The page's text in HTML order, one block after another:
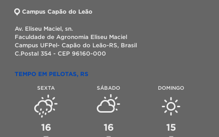
Campus Capão do Leão
Av. Eliseu Maciel, sn.
Faculdade de Agronomia Eliseu Maciel
Campus UFPel- Capão do Leão-RS, Brasil
C.Postal 354 - CEP 96160-000
TEMPO EM PELOTAS, RS
SEXTA
16
SÁBADO
16
DOMINGO
15